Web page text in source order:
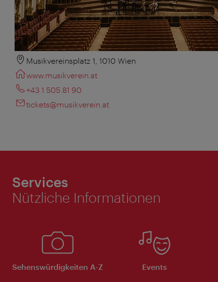
Musikvereinsplatz 1, 1010 Wien
www.musikverein.at
+43 1 505 81 90
tickets@musikverein.at
Services
Nützliche Informationen
Sehenswürdigkeiten A-Z Events